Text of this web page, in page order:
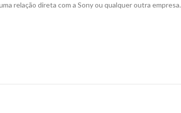
relação direta com a Sony ou qualquer outra empresa.